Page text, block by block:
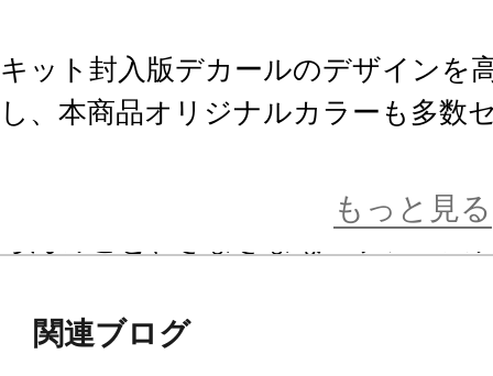
キット封入版デカールのデザインを
し、本商品オリジナルカラーも多数
バックアップとして安心してデカー
みいただけます。
もっと見る
関連ブログ